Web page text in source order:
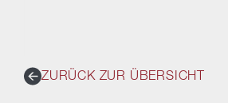
ZURÜCK ZUR ÜBERSICHT